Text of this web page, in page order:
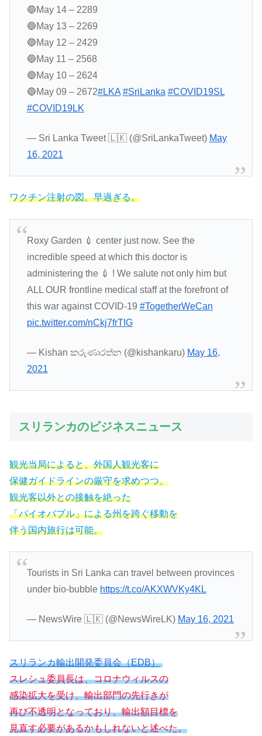
🔵May 14 – 2289
🔵May 13 – 2269
🔵May 12 – 2429
🔵May 11 – 2568
🔵May 10 – 2624
🔵May 09 – 2672#LKA #SriLanka #COVID19SL
#COVID19LK
— Sri Lanka Tweet 🇱🇰 (@SriLankaTweet) May
16, 2021
ワクチン注射の図。早過ぎる。
Roxy Garden 💉 center just now. See the
incredible speed at which this doctor is
administering the 💉 ! We salute not only him but
ALL OUR frontline medical staff at the forefront of
this war against COVID-19 #TogetherWeCan
pic.twitter.com/nCkj7frTIG
— Kishan කරුණාරත්න (@kishankaru) May 16,
2021
スリランカのビジネスニュース
観光当局によると、外国人観光客に
保健ガイドラインの厳守を求めつつ、
観光客以外との接触を絶った
「バイオバブル」による州を跨ぐ移動を
伴う国内旅行は可能。
Tourists in Sri Lanka can travel between provinces
under bio-bubble https://t.co/AKXWVKy4KL
— NewsWire 🇱🇰 (@NewsWireLK) May 16, 2021
スリランカ輸出開発委員会（EDB）
スレシュ委員長は、コロナウィルスの
感染拡大を受け、輸出部門の先行きが
再び不透明となっており、輸出額目標を
見直す必要があるかもしれないと述べた。